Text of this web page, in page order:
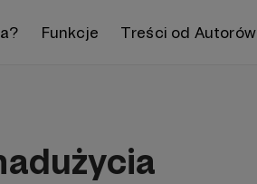
Funkcje Treści od Autorów